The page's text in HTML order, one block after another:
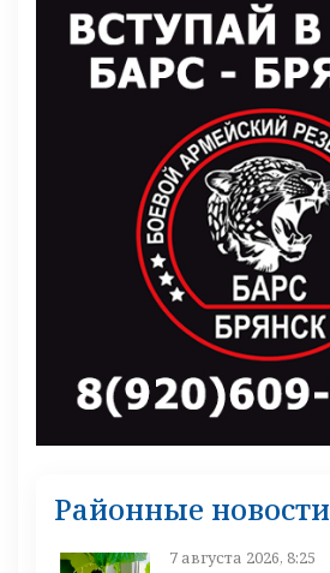
Районные новости
7 августа 2026, 8:25